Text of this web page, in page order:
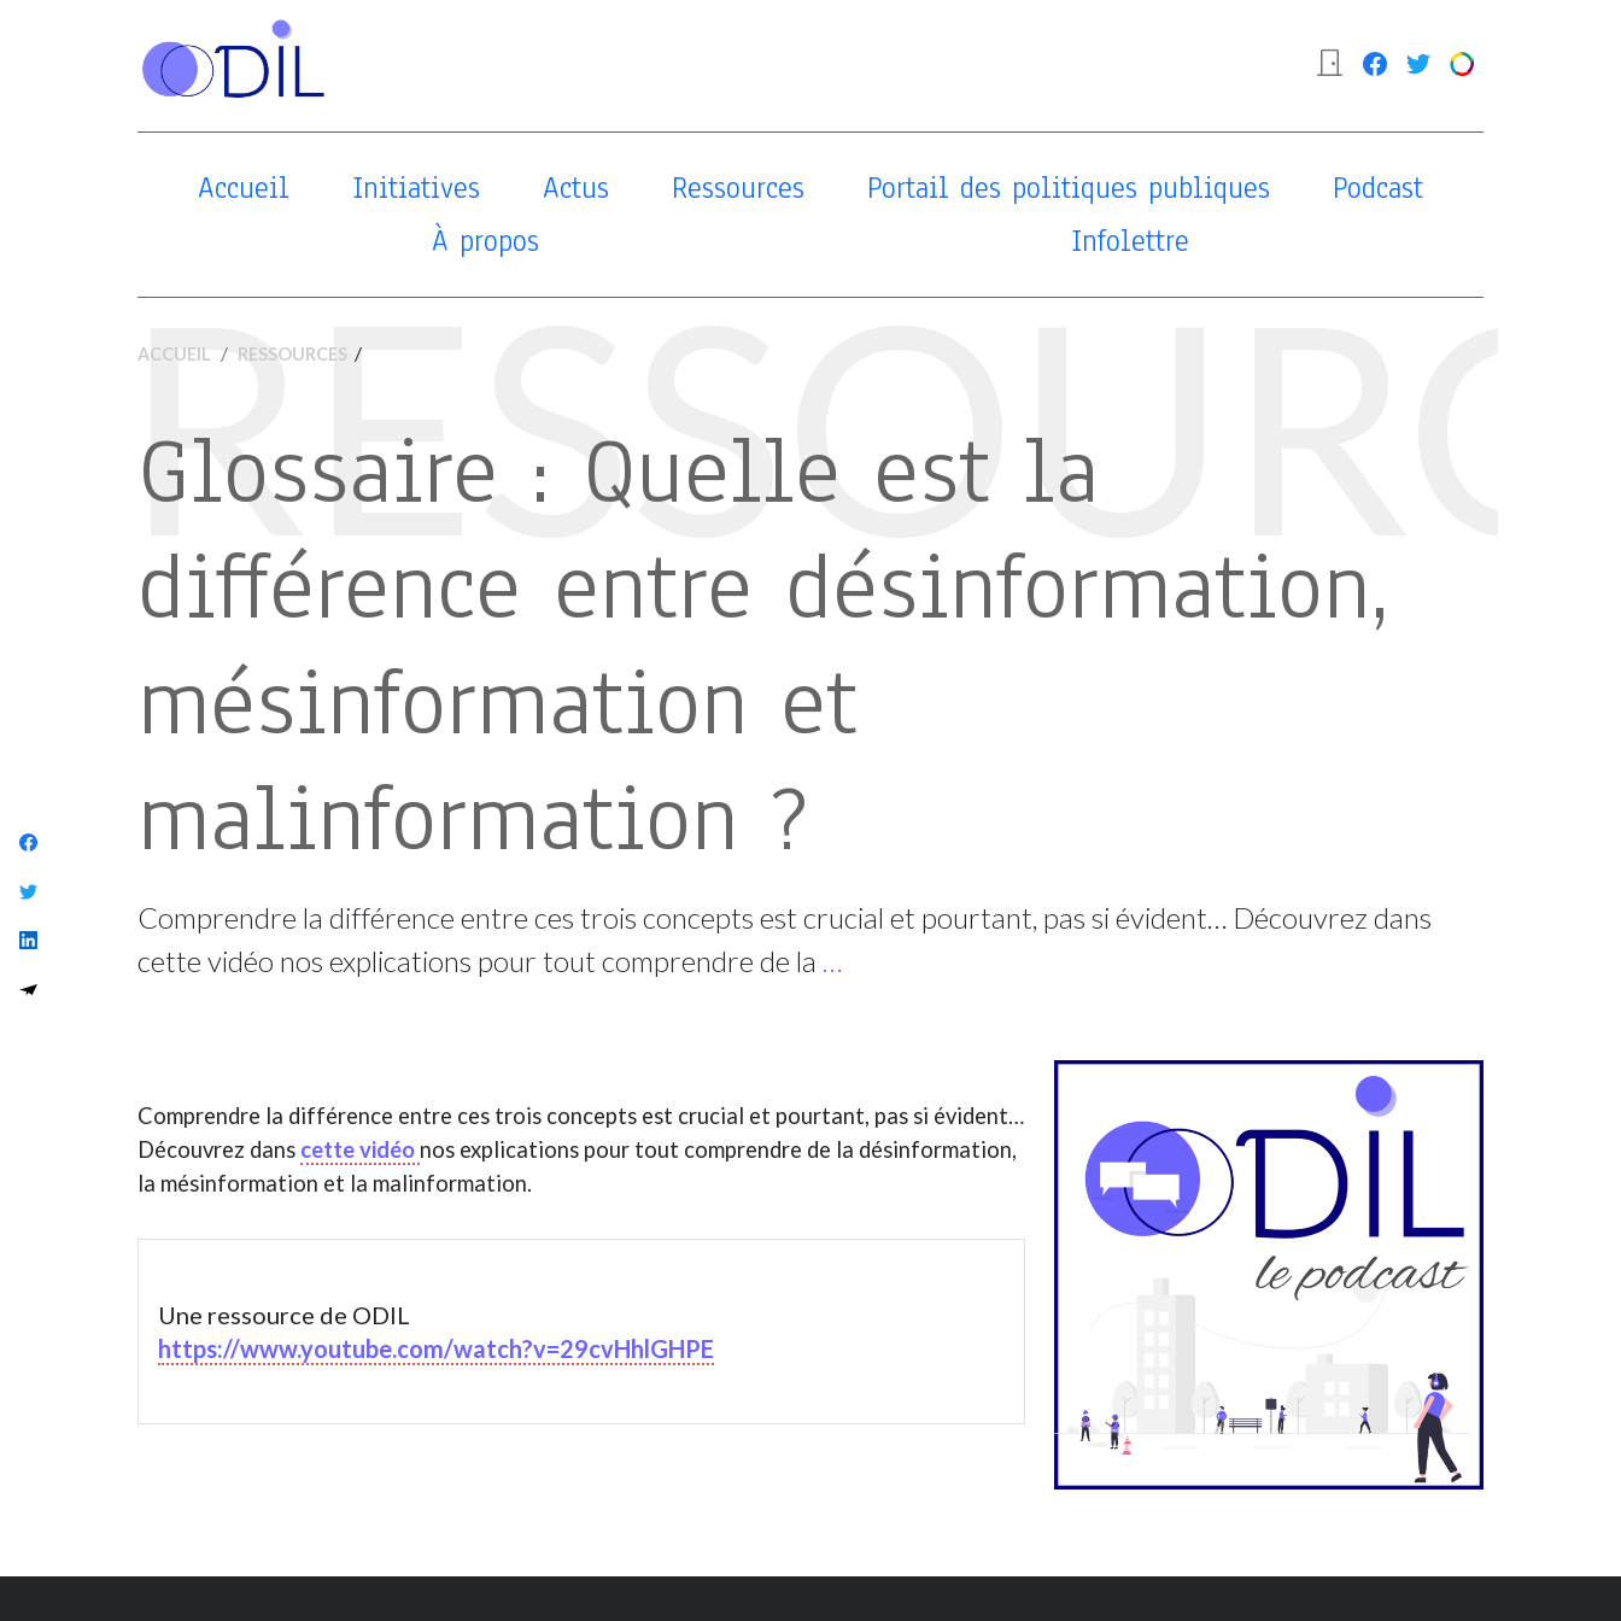
Accueil Initiatives Actus Ressources Portail des politiques publiques
Podcast
À propos
Infolettre
ACCUEIL RESSOURCES /
Glossaire : Quelle est la
différence entre désinformation,
mésinformation et
malinformation ?
Comprendre la différence entre ces trois concepts est crucial et pourtant, pas si évident… Découvrez dans
cette vidéo nos explications pour tout comprendre de la …
Comprendre la différence entre ces trois concepts est crucial et pourtant, pas si évident…
Découvrez dans cette vidéo nos explications pour tout comprendre de la désinformation,
la mésinformation et la malinformation.
Une ressource de ODIL
https://www.youtube.com/watch?v=29cvHhlGHPE